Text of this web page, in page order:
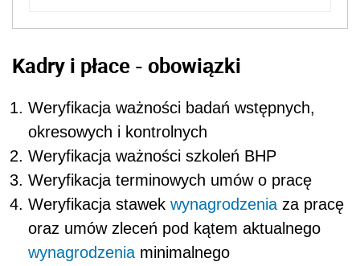
Kadry i płace - obowiązki
Weryfikacja ważności badań wstępnych,
okresowych i kontrolnych
Weryfikacja ważności szkoleń BHP
Weryfikacja terminowych umów o pracę
Weryfikacja stawek wynagrodzenia za pracę
oraz umów zleceń pod kątem aktualnego
wynagrodzenia minimalnego